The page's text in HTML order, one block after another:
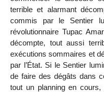
terrible et alarmant
commis par le Sentier
révolutionnaire Tupac
décompte, tout aussi
exécutions sommaires et
par l’État. Si le Sentier
de faire des dégâts dans
tout un planning en